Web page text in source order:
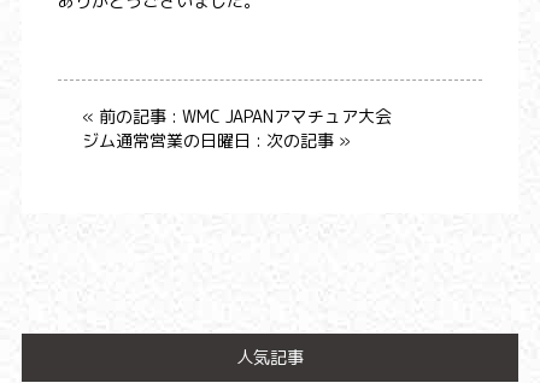
« 前の記事 : WMC JAPANアマチュア大会
ジム通常営業の日曜日 : 次の記事 »
人気記事